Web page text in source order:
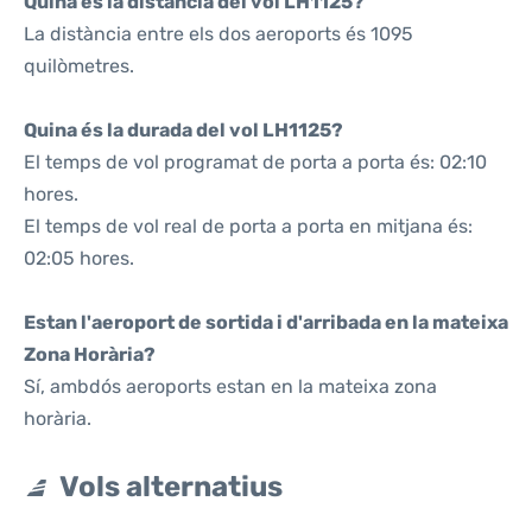
La distància entre els dos aeroports és 1095
quilòmetres.
Quina és la durada del vol LH1125?
El temps de vol programat de porta a porta és: 02:10
hores.
El temps de vol real de porta a porta en mitjana és:
02:05 hores.
Estan l'aeroport de sortida i d'arribada en la mateixa
Zona Horària?
Sí, ambdós aeroports estan en la mateixa zona
horària.
Vols alternatius